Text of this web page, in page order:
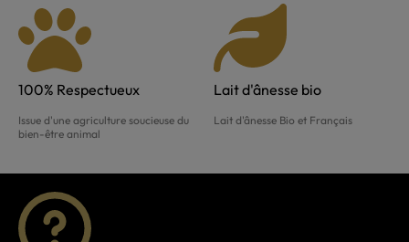
100% Respectueux
Issue d'une agriculture soucieuse du
bien-être animal
Lait d'ânesse bio
Lait d'ânesse Bio et Français